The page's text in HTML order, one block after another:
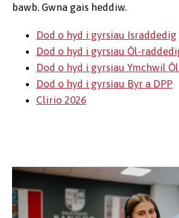
bawb. Gwna gais heddiw.
Dod o hyd i gyrsiau Israddedig
Dod o hyd i gyrsiau Ôl-
Dod o hyd i gyrsiau Ymchwil
Dod o hyd i gyrsiau Byr a DPP
Clirio 2026